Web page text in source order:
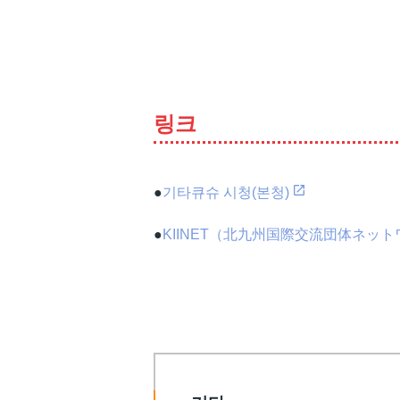
링크
●기타큐슈 시청(본청)
●KIINET（北九州国際交流団体ネット